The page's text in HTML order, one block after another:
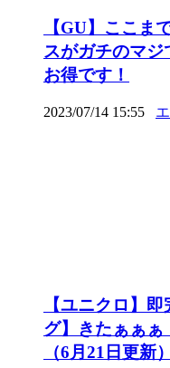
【GU】ここま
スがガチのマ
お得です！
2023/07/14 15:55
【ユニクロ】
グ】きたぁぁぁ
（6月21日更新）